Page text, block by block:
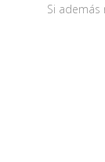
Si además